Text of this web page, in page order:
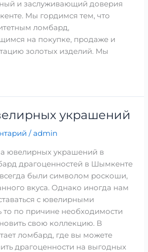
и заслуживающий доверия
Мы гордимся тем, что
ломбард,
на покупке, продаже и
золотых изделий. Мы
украшений
/admin
ювелирных украшений в
драгоценностей в Шымкенте
были символом роскоши,
вкуса. Однако иногда нам
с ювелирными
то по причине необходимости
свою коллекцию. В
ломбард, где вы можете
драгоценности на выгодных